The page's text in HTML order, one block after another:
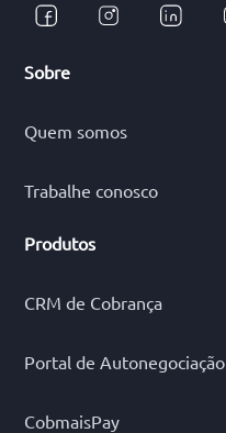
Sobre
Quem somos
Trabalhe conosco
Produtos
CRM de Cobrança
Portal de Autonegociação
CobmaisPay